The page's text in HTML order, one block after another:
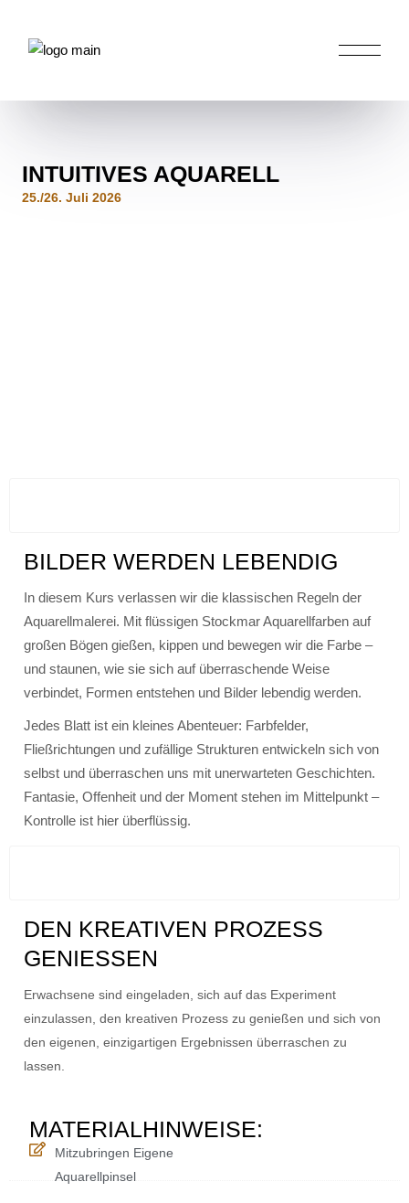
INTUITIVES AQUARELL
25./26. Juli 2026
BILDER WERDEN LEBENDIG
In diesem Kurs verlassen wir die klassischen Regeln der
Aquarellmalerei. Mit flüssigen Stockmar Aquarellfarben auf
großen Bögen gießen, kippen und bewegen wir die Farbe –
und staunen, wie sie sich auf überraschende Weise
verbindet, Formen entstehen und Bilder lebendig werden.
Jedes Blatt ist ein kleines Abenteuer: Farbfelder,
Fließrichtungen und zufällige Strukturen entwickeln sich von
selbst und überraschen uns mit unerwarteten Geschichten.
Fantasie, Offenheit und der Moment stehen im Mittelpunkt –
Kontrolle ist hier überflüssig.
DEN KREATIVEN PROZESS
GENIESSEN
Erwachsene sind eingeladen, sich auf das Experiment
einzulassen, den kreativen Prozess zu genießen und sich von
den eigenen, einzigartigen Ergebnissen überraschen zu
lassen.
MATERIALHINWEISE:
Mitzubringen Eigene
Aquarellpinsel